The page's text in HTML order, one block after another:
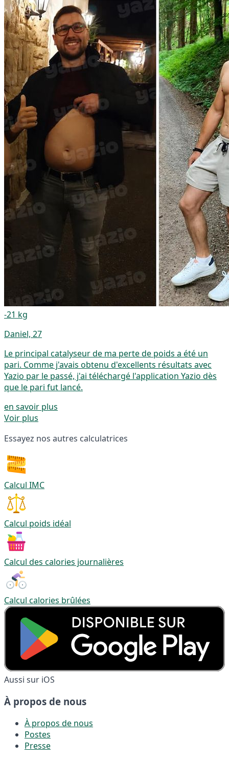
-21 kg
Daniel, 27
Le principal catalyseur de ma perte de poids a été un
pari. Comme j'avais obtenu d'excellents résultats avec
Yazio par le passé, j'ai téléchargé l'application Yazio dès
que le pari fut lancé.
en savoir plus
Voir plus
Essayez nos autres calculatrices
Calcul IMC
Calcul poids idéal
Calcul des calories journalières
Calcul calories brûlées
Aussi sur iOS
À propos de nous
À propos de nous
Postes
Presse